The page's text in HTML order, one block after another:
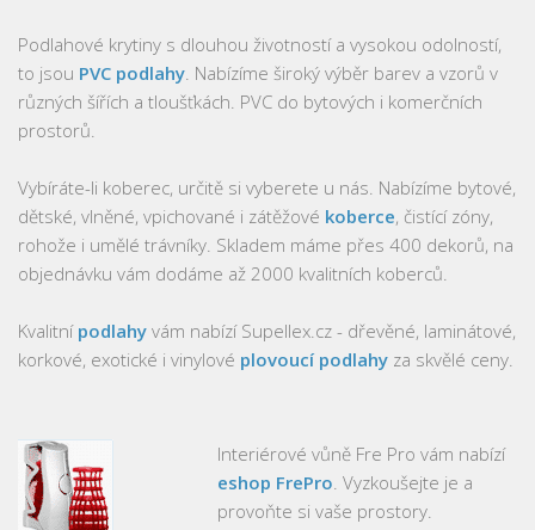
Podlahové krytiny s dlouhou životností a vysokou odolností,
to jsou PVC podlahy . Nabízíme široký výběr barev a vzorů v
různých šířích a tloušťkách. PVC do bytových i komerčních
prostorů.
Vybíráte-li koberec, určitě si vyberete u nás. Nabízíme bytové,
dětské, vlněné, vpichované i zátěžové koberce, čistící zóny,
rohože i umělé trávníky. Skladem máme přes 400 dekorů, na
objednávku vám dodáme až 2000 kvalitních koberců.
Kvalitní podlahy vám nabízí Supellex.cz - dřevěné, laminátové,
korkové, exotické i vinylové plovoucí podlahy za skvělé ceny.
Interiérové vůně Fre Pro vám nabízí
eshop FrePro . Vyzkoušejte je a
provoňte si vaše prostory.